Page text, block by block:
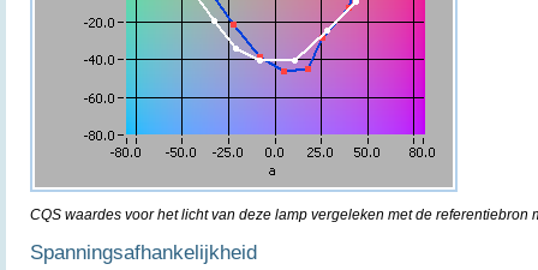
CQS waardes voor het licht van deze lamp vergeleken met de referentiebron
Spanningsafhankelijkheid